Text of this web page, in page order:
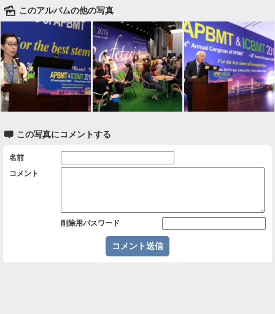
🌄 このアルバムの他の写真
 この写真にコメントする
名前
コメント
削除用パスワード